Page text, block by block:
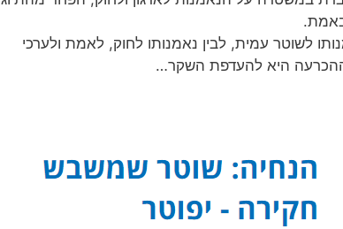
לשוטר עמית, לבין נאמנותו לחוק, לאמת ולערכי
היא להעדפת השקר…